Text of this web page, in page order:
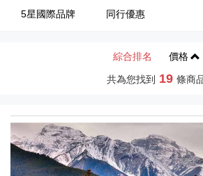
5星國際品牌
同行優惠
綜合排名 價格
共為您找到 19 條商